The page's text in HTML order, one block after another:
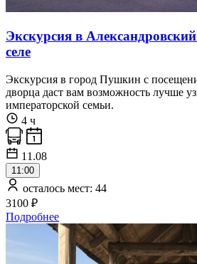
Экскурсия в
селе
Экскурсия в город Пушкин с
дворца даст вам возможность лучше
императорской семьи.
4 ч
11.08
11:00
осталось мест: 44
3100 ₽
Подробнее